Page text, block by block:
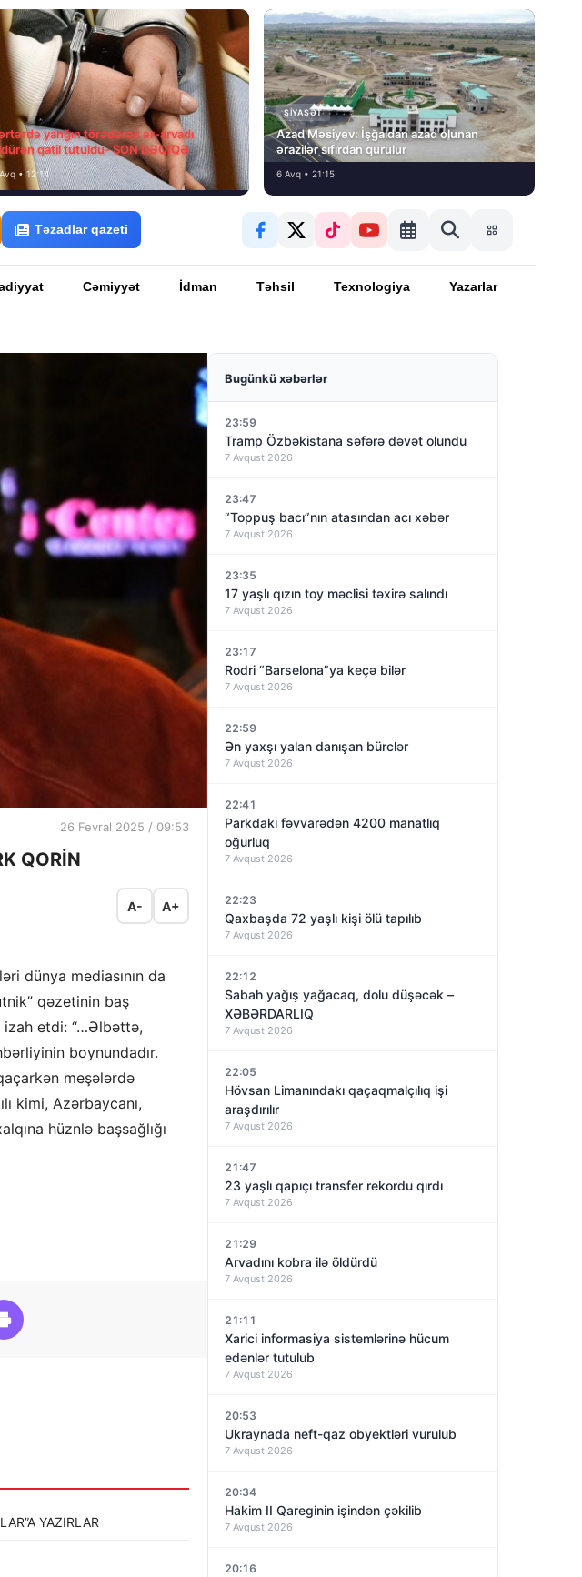
yanğın törədərək ər-arvadı
qatil tutuldu- SON DƏQİQƏ
• 12:14
SIYASƏT
Azad Məsiyev: İşğaldan azad olunan
ərazilər sıfırdan qurulur
6 Avq • 21:15
Təzadlar qazeti
Cəmiyyət İdman Təhsil Texnologiya Yazarlar
26 Fevral 2025 / 09:53
QORİN
A- A+
dünya mediasının da
qəzetinin baş
izah etdi: “…Əlbəttə,
boynundadır.
meşələrdə
kimi, Azərbaycanı,
hüznlə başsağlığı
YAZIRLAR
Bugünkü xəbərlər
23:59
Tramp Özbəkistana səfərə dəvət olundu
7 Avqust 2026
23:47
“Toppuş bacı”nın atasından acı xəbər
7 Avqust 2026
23:35
17 yaşlı qızın toy məclisi təxirə salındı
7 Avqust 2026
23:17
Rodri “Barselona”ya keçə bilər
7 Avqust 2026
22:59
Ən yaxşı yalan danışan bürclər
7 Avqust 2026
22:41
Parkdakı fəvvarədən 4200 manatlıq
oğurluq
7 Avqust 2026
22:23
Qaxbaşda 72 yaşlı kişi ölü tapılıb
7 Avqust 2026
22:12
Sabah yağış yağacaq, dolu düşəcək –
XƏBƏRDARLIQ
7 Avqust 2026
22:05
Hövsan Limanındakı qaçaqmalçılıq işi
araşdırılır
7 Avqust 2026
21:47
23 yaşlı qapıçı transfer rekordu qırdı
7 Avqust 2026
21:29
Arvadını kobra ilə öldürdü
7 Avqust 2026
21:11
Xarici informasiya sistemlərinə hücum
edənlər tutulub
7 Avqust 2026
20:53
Ukraynada neft-qaz obyektləri vurulub
7 Avqust 2026
20:34
Hakim II Qareginin işindən çəkilib
7 Avqust 2026
20:16